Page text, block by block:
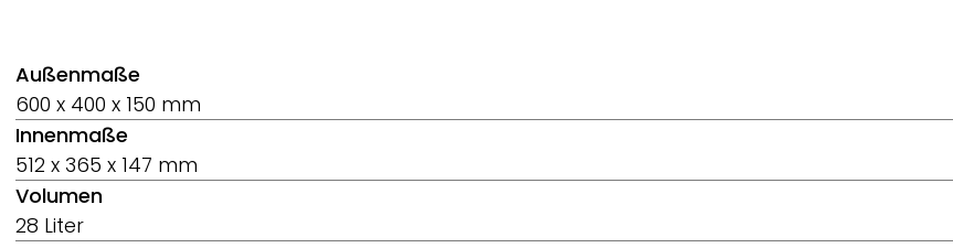
Außenmaße
600 x 400 x 150 mm
Innenmaße
512 x 365 x 147 mm
Volumen
28 Liter